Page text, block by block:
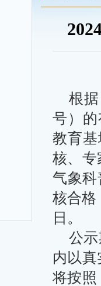
根
号）的
教育
核、专
气象科
核合格
日。
公
内以
将按照